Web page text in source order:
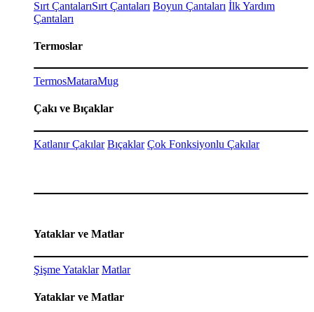
Sırt ÇantalarıSırt Çantaları Boyun Çantaları İlk Yardım
Çantaları
Termoslar
TermosMataraMug
Çakı ve Bıçaklar
Katlanır Çakılar Bıçaklar Çok Fonksiyonlu Çakılar
Yataklar ve Matlar
Şişme Yataklar Matlar
Yataklar ve Matlar